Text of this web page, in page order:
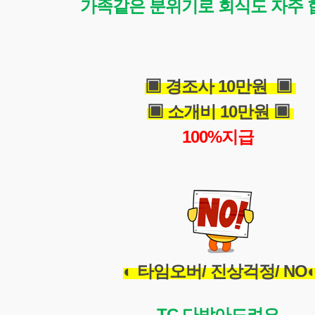
가족같은 분위기로 회식도 자주
▣ 경조사 10만원 ▣
▣ 소개비 10만원 ▣
100%지급
◐ 타임오버/ 진상걱정/ NO